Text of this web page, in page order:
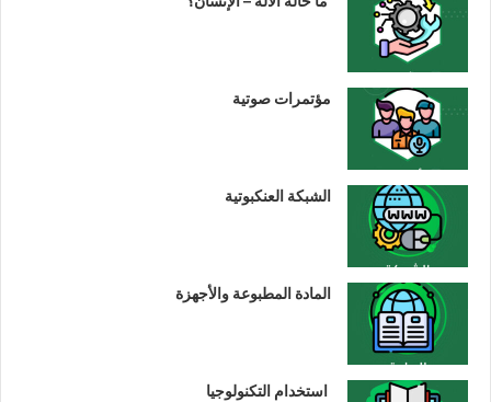
مؤتمرات صوتية
الشبكة العنكبوتية
المادة المطبوعة والأجهزة
استخدام التكنولوجيا